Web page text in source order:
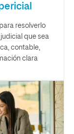
resolverlo
que sea
contable,
clara